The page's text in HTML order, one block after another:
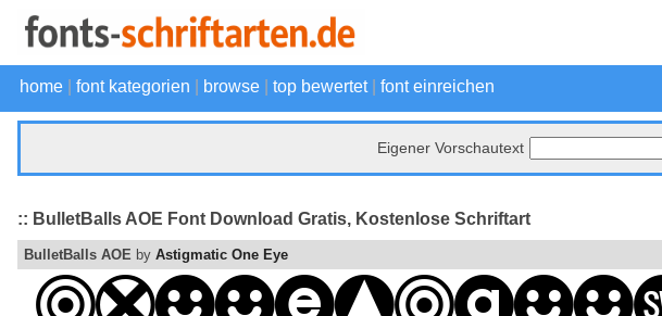
home font kategorien browse top bewertet| font einreichen
Eigener Vorschautext
:: BulletBalls AOE Font Download Gratis, Kostenlose Schriftart
BulletBalls AOE by Astigmatic One Eye